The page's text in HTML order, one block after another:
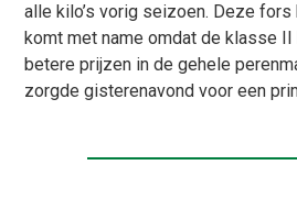
alle kilo’s vorig seizoen. Deze
komt met name omdat de klasse
betere prijzen in de gehele
zorgde gisterenavond voor een